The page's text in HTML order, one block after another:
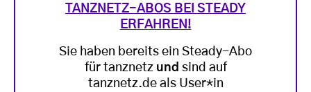
TANZNETZ-ABOS BEI STEADY
ERFAHREN!
Sie haben bereits ein Steady-Abo
für tanznetz und sind auf
tanznetz.de als User*in